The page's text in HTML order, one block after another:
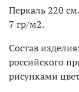
Перкаль 220
7 гр/м2.
Состав
российского
рисунками